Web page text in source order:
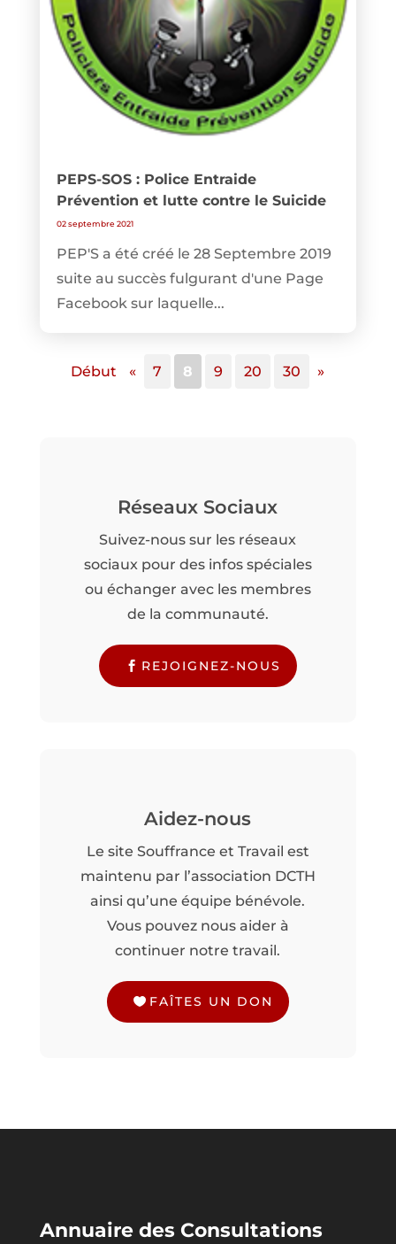
PEPS-SOS : Police Entraide
Prévention et lutte contre le Suicide
02 septembre 2021
PEP'S a été créé le 28 Septembre 2019
suite au succès fulgurant d'une Page
Facebook sur laquelle...
Début « 7 8 9 20 30 »
Réseaux Sociaux
Suivez-nous sur les réseaux
sociaux pour des infos spéciales
ou échanger avec les membres
de la communauté.
REJOIGNEZ-NOUS
Aidez-nous
Le site Souffrance et Travail est
maintenu par l’association DCTH
ainsi qu’une équipe bénévole.
Vous pouvez nous aider à
continuer notre travail.
FAÎTES UN DON
Annuaire des Consultations